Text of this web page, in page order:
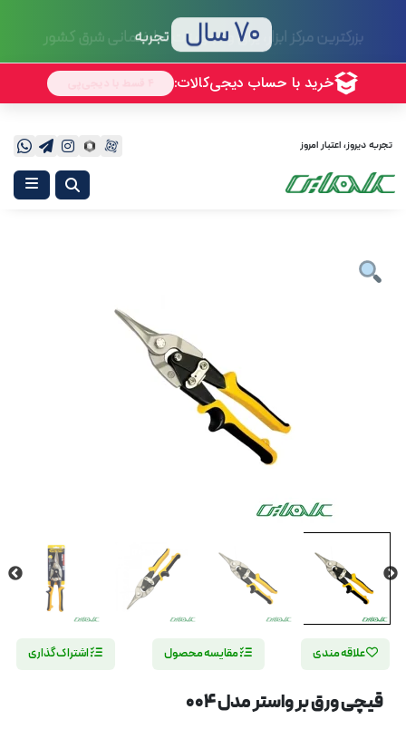
70 سال تجربه
تجربه دیروز، اعتبار امروز
علاقه مندی مقایسه محصول اشتراک گذاری
قیچی ورق بر واستر مدل 004